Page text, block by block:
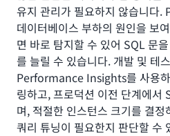
유지 관리가 필요하지 않습니
데이터베이스 부하의 원인을 보
면 바로 탐지할 수 있어 SQL 문
를 늘릴 수 있습니다. 개발 및 테
Performance Insights를 사용
링하고, 프로덕션 이전 단계에서
며, 적절한 인스턴스 크기를 결
쿼리 튜닝이 필요한지 판단할 수